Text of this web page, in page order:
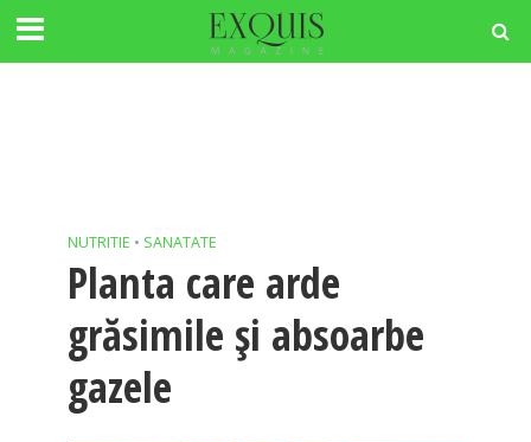
NUTRITIE • SANATATE
Planta care arde
grăsimile și absoarbe
gazele